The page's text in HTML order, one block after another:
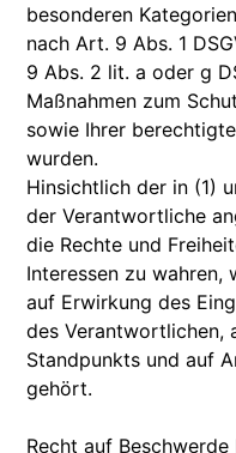
besonderen
nach Art. 9 Abs. 1
9 Abs. 2 lit. a oder g
Maßnahmen zum
sowie Ihrer
wurden.
Hinsichtlich der in (1)
der Verantwortliche
die Rechte und
Interessen zu wahren,
auf Erwirkung des
des Verantwortlichen,
Standpunkts und auf
gehört.
Recht auf